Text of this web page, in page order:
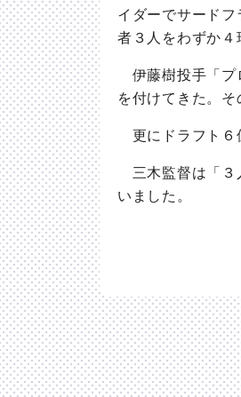
イダーでサード
者３人をわずか４
伊藤樹投手「プ
を付けてきた。そ
更にドラフト６
三木監督は「３
いました。